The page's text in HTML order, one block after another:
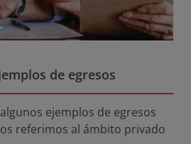
de egresos
ejemplos de egresos
referimos al ámbito privado